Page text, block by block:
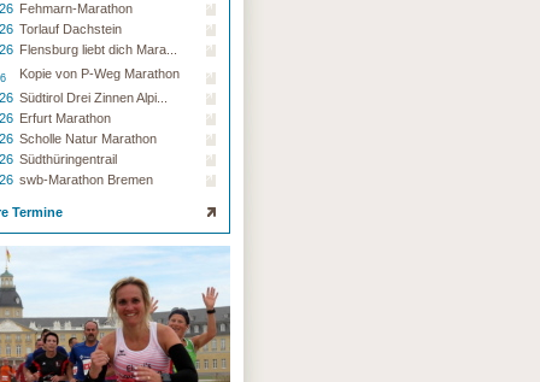
Fehmarn-Marathon
Torlauf Dachstein
Flensburg liebt dich Mara...
Kopie von P-Weg Marathon
Südtirol Drei Zinnen Alpi...
Erfurt Marathon
Scholle Natur Marathon
Südthüringentrail
swb-Marathon Bremen
Termine